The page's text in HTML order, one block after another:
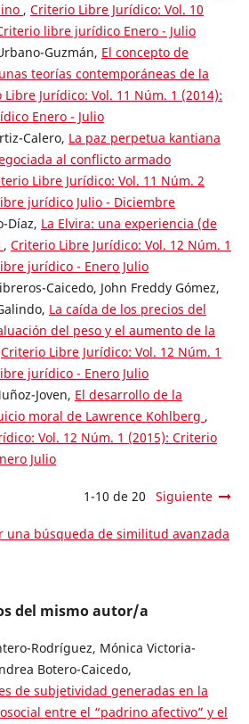
, Criterio Libre Jurídico: Vol. 10
libre jurídico Enero - Julio
Guzmán, El concepto de
teorías contemporáneas de la
Jurídico: Vol. 11 Núm. 1 (2014):
Enero - Julio
Calero, La paz perpetua kantiana
al conflicto armado
Libre Jurídico: Vol. 11 Núm. 2
jurídico Julio - Diciembre
Díaz, La Elvira: una experiencia (de
, Criterio Libre Jurídico: Vol. 12 Núm. 1
jurídico - Enero Julio
Caicedo, John Freddy Gómez,
La caída de los precios del
del peso y el aumento de la
Criterio Libre Jurídico: Vol. 12 Núm. 1
jurídico - Enero Julio
Joven, El desarrollo de la
moral de Lawrence Kohlberg ,
Vol. 12 Núm. 1 (2015): Criterio
Julio
1-10 de 20 Siguiente
una búsqueda de similitud avanzada
del mismo autor/a
Rodríguez, Mónica Victoria-
Botero-Caicedo,
de subjetividad generadas en la
entre el “padrino afectivo” y el